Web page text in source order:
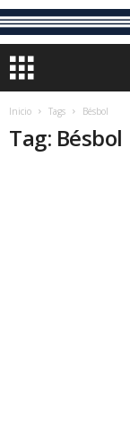
Inicio Tags Bésbol
Tag: Bésbol